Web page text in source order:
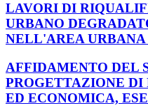
LAVORI DI
URBANO
NELL'AREA
AFFIDAMENTO DEL
PROGETTAZIONE
ED ECONOMICA,